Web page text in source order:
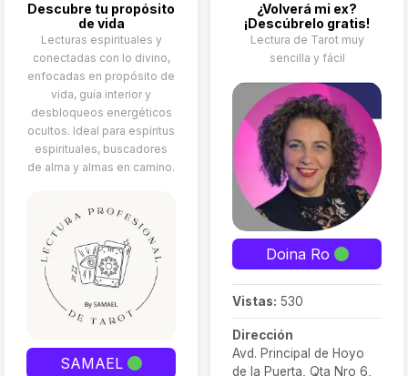
Descubre tu propósito
de vida
Lecturas espirituales y
conectadas con lo divino,
enfocadas en propósito de
vida, guía interior y
desbloqueos energéticos
ocultos. Ideal para espíritus
espirituales, buscadores
de alma y almas en camino.
SAMAEL
¿Volverá mi ex?
¡Descúbrelo gratis!
Lectura de Tarot muy
sencilla y fácil
Doina Ro
Vistas: 530
Dirección
Avd. Principal de Hoyo
de la Puerta, Qta Nro 6,